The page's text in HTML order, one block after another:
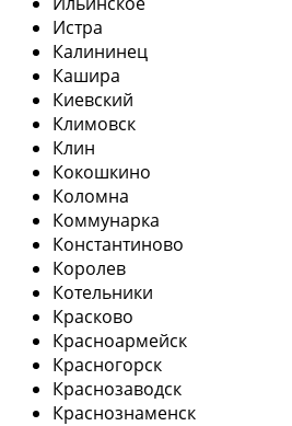
Истра
Калининец
Кашира
Киевский
Климовск
Клин
Кокошкино
Коломна
Коммунарка
Константиново
Королев
Котельники
Красково
Красноармейск
Красногорск
Краснозаводск
Краснознаменск